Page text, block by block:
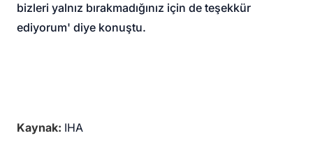
bizleri yalnız bırakmadığınız için de teşekkür
ediyorum' diye konuştu.
Kaynak: IHA